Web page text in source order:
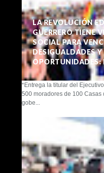
LA REVOLUCIÓN
GUERRERO TIENE
SOCIAL PARA
DESIGUALDADES Y
OPORTUNIDADES:
*Entrega la titular del
500 moradores de 100
gobe...